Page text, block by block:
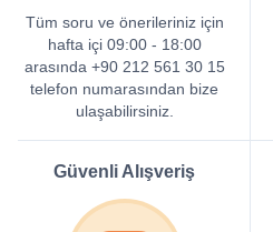
Tüm soru ve önerileriniz için
hafta içi 09:00 - 18:00
arasında +90 212 561 30 15
telefon numarasından bize
ulaşabilirsiniz.
Güvenli Alışveriş